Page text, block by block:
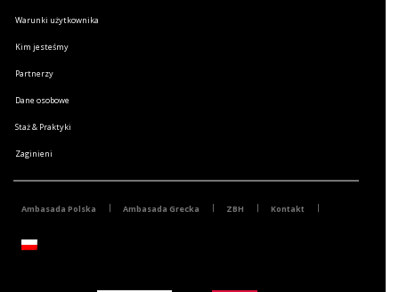
Warunki użytkownika
Kim jesteśmy
Partnerzy
Dane osobowe
Staż & Praktyki
Zaginieni
Ambasada Polska Ambasada Grecka ZBH Kontakt